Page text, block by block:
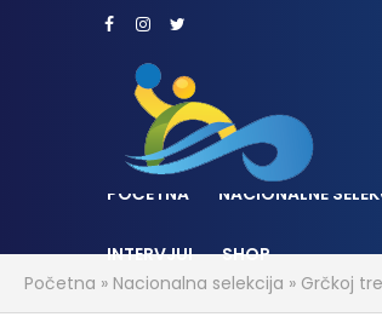
POČETNA NACIONALNE
INTERVJUI
SHOP
Početna » Nacionalna selekcija » Grčkoj